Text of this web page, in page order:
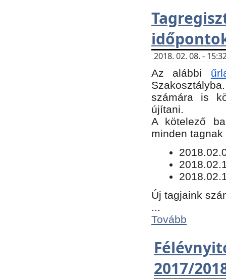
2018. 02. 08. -
Az alábbi
számára is
újítani.
​A kötelező
minden
Új tagjaink
Tovább
2017/